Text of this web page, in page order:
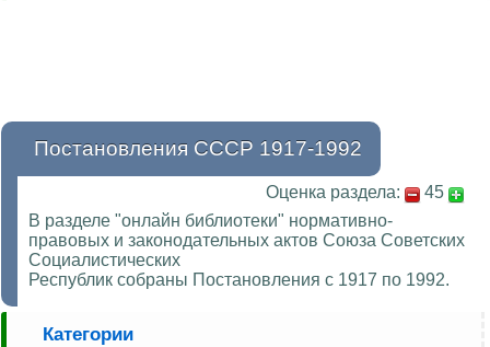
Постановления СССР 1917-1992
Оценка раздела:
45
В разделе "онлайн библиотеки" нормативно-
правовых и законодательных актов Союза Советских
Социалистических
Республик собраны Постановления с 1917 по 1992.
Категории